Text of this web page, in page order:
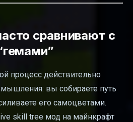
сравнивают с
процесс действительно
вы собираете путь
его самоцветами.
skill tree мод на майнкрафт